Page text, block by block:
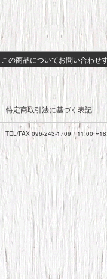
この商品についてお問い合わせ
特定商取引法に基づく表記
TEL/FAX 096-243-1709 11:00〜